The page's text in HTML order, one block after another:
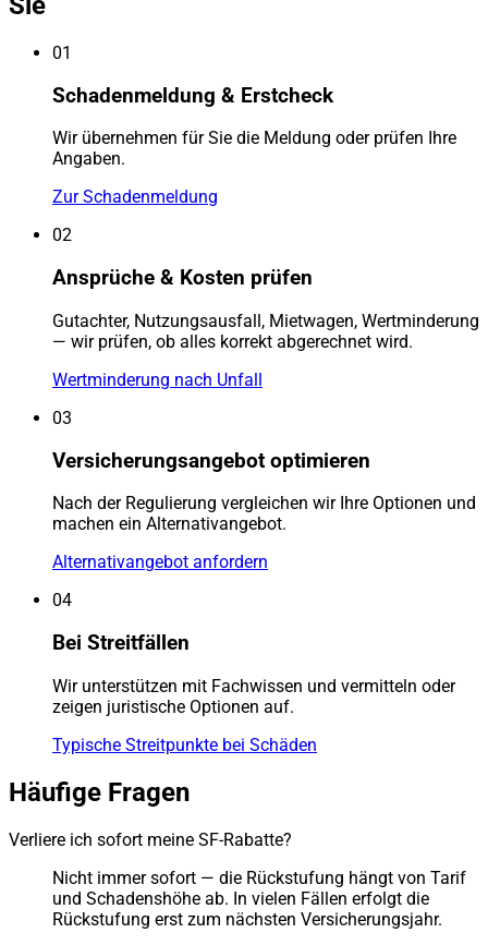
01
Schadenmeldung & Erstcheck
Wir übernehmen für Sie die Meldung oder prüfen Ihre
Angaben.
Zur Schadenmeldung
02
Ansprüche & Kosten prüfen
Gutachter, Nutzungsausfall, Mietwagen, Wertminderung
— wir prüfen, ob alles korrekt abgerechnet wird.
Wertminderung nach Unfall
03
Versicherungsangebot optimieren
Nach der Regulierung vergleichen wir Ihre Optionen und
machen ein Alternativangebot.
Alternativangebot anfordern
04
Bei Streitfällen
Wir unterstützen mit Fachwissen und vermitteln oder
zeigen juristische Optionen auf.
Typische Streitpunkte bei Schäden
Häufige Fragen
Verliere ich sofort meine SF-Rabatte?
Nicht immer sofort — die Rückstufung hängt von Tarif
und Schadenshöhe ab. In vielen Fällen erfolgt die
Rückstufung erst zum nächsten Versicherungsjahr.